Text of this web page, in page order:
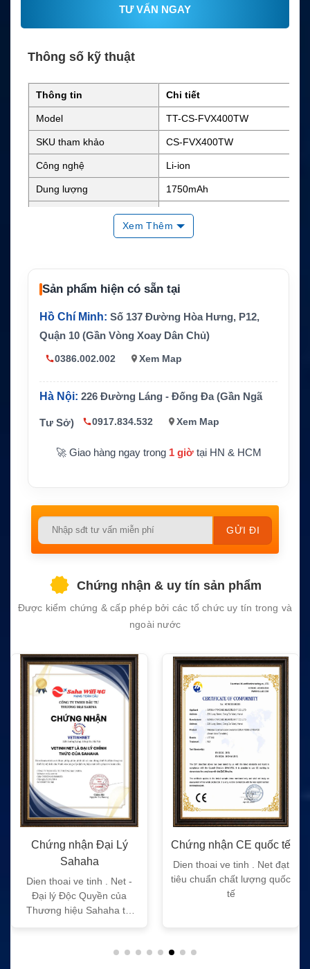
TƯ VẤN NGAY
Thông số kỹ thuật
Thông tin Chi tiết
Model TT-CS-FVX400TW
SKU tham khảo CS-FVX400TW
Công nghệ Li-ion
Dung lượng 1750mAh
Điện áp danh định 7.4V
Khoảng 12.95Wh
Trọng lượng 0.3 lb
Mã pin thay thế SBR-28L, SBR-28Li
Thiết bị tương thích
Yaesu FT-25R, FT-65R, FTA
-250L, FT-4XR, FT-4VR, FT-
4XE, FT-4VE và FT-4VX
CS / Pin thay thế tương thíc
h Yaesu
Xem Thêm
Sản phẩm hiện có sẵn tại
Hồ Chí Minh: Số 137 Đường Hòa Hưng, P12,
Quận 10 (Gần Vòng Xoay Dân Chủ)
0386.002.002 Xem Map
Hà Nội: 226 Đường Láng - Đống Đa (Gần Ngã
Tư Sở) 0917.834.532 Xem Map
🚀 Giao hàng ngay trong 1 giờtại HN & HCM
Please
empty.
Chứng nhận & uy tín sản phẩm
Được kiểm chứng & cấp phép bởi các tổ chức uy tín trong và
ngoài nước
Chứng nhận Đại Lý
Sahaha
Dien thoai ve tinh . Net -
Đại lý Độc Quyền của
Thương hiệu Sahaha tại
Chứng nhận CE quốc tế
Dien thoai ve tinh . Net đạt
tiêu chuẩn chất lượng quốc
tế